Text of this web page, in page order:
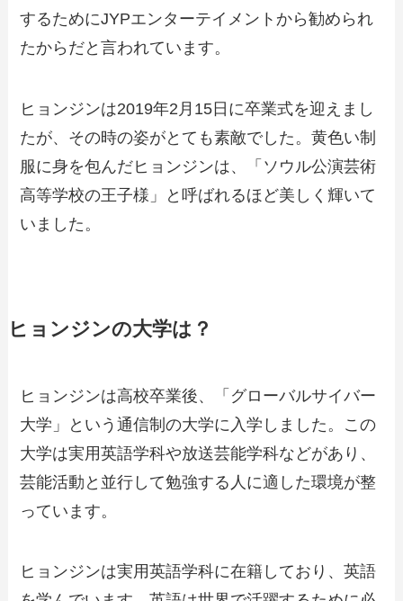
するためにJYPエンターテイメントから勧められ
たからだと言われています。
ヒョンジンは2019年2月15日に卒業式を迎えまし
たが、その時の姿がとても素敵でした。黄色い制
服に身を包んだヒョンジンは、「ソウル公演芸術
高等学校の王子様」と呼ばれるほど美しく輝いて
いました。
ヒョンジンの大学は？
ヒョンジンは高校卒業後、「グローバルサイバー
大学」という通信制の大学に入学しました。この
大学は実用英語学科や放送芸能学科などがあり、
芸能活動と並行して勉強する人に適した環境が整
っています。
ヒョンジンは実用英語学科に在籍しており、英語